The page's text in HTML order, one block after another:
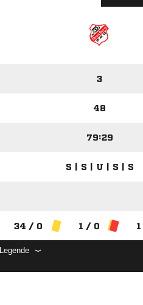
3
48
79:29
S | S | U | S | S
34 / 0 1 / 0
Legende